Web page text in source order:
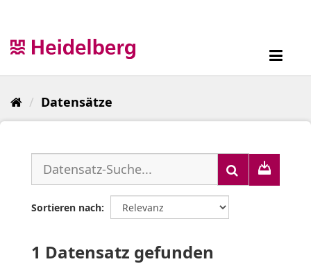
Datensätze
Sortieren nach
1 Datensatz gefunden